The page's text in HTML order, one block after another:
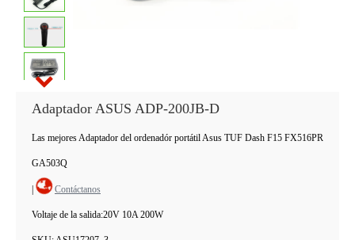
Adaptador ASUS ADP-200JB-D
Las mejores Adaptador del ordenadór portátil Asus TUF Dash F15 FX516PR
GA503Q
Contáctanos
Voltaje de la salida:20V 10A 200W